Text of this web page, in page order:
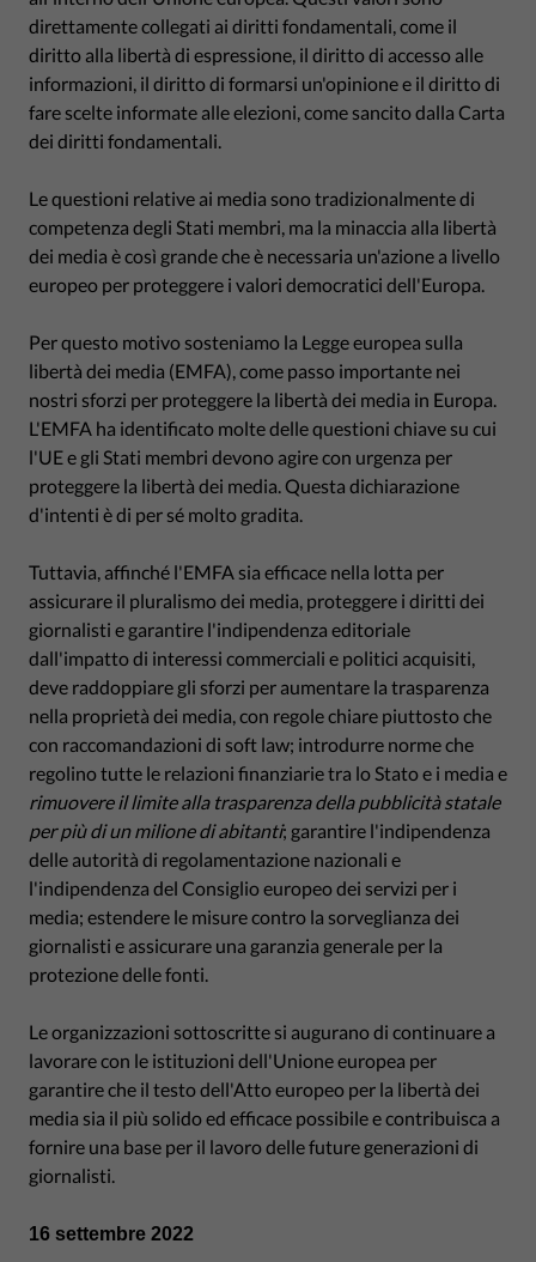
direttamente collegati ai diritti fondamentali, come il
diritto alla libertà di espressione, il diritto di accesso alle
informazioni, il diritto di formarsi un'opinione e il diritto di
fare scelte informate alle elezioni, come sancito dalla Carta
dei diritti fondamentali.
Le questioni relative ai media sono tradizionalmente di
competenza degli Stati membri, ma la minaccia alla libertà
dei media è così grande che è necessaria un'azione a livello
europeo per proteggere i valori democratici dell'Europa.
Per questo motivo sosteniamo la Legge europea sulla
libertà dei media (EMFA), come passo importante nei
nostri sforzi per proteggere la libertà dei media in Europa.
L'EMFA ha identificato molte delle questioni chiave su cui
l'UE e gli Stati membri devono agire con urgenza per
proteggere la libertà dei media. Questa dichiarazione
d'intenti è di per sé molto gradita.
Tuttavia, affinché l'EMFA sia efficace nella lotta per
assicurare il pluralismo dei media, proteggere i diritti dei
giornalisti e garantire l'indipendenza editoriale
dall'impatto di interessi commerciali e politici acquisiti,
deve raddoppiare gli sforzi per aumentare la trasparenza
nella proprietà dei media, con regole chiare piuttosto che
con raccomandazioni di soft law; introdurre norme che
regolino tutte le relazioni finanziarie tra lo Stato e i media e
rimuovere il limite alla trasparenza della pubblicità statale
per più di un milione di abitanti; garantire l'indipendenza
delle autorità di regolamentazione nazionali e
l'indipendenza del Consiglio europeo dei servizi per i
media; estendere le misure contro la sorveglianza dei
giornalisti e assicurare una garanzia generale per la
protezione delle fonti.
Le organizzazioni sottoscritte si augurano di continuare a
lavorare con le istituzioni dell'Unione europea per
garantire che il testo dell'Atto europeo per la libertà dei
media sia il più solido ed efficace possibile e contribuisca a
fornire una base per il lavoro delle future generazioni di
giornalisti.
16 settembre 2022